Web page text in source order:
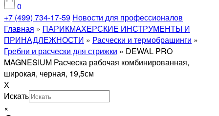
0
+7 (499) 734-17-59 Новости для профессионалов
Главная » ПАРИКМАХЕРСКИЕ ИНСТРУМЕНТЫ И
ПРИНАДЛЕЖНОСТИ » Расчески и термобрашинги »
Гребни и расчески для стрижки » DEWAL PRO
MAGNESIUM Расческа рабочая комбинированная,
широкая, черная, 19,5см
X
Искать
×